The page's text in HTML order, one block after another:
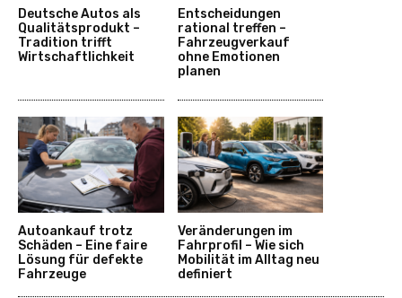
Deutsche Autos als
Qualitätsprodukt –
Tradition trifft
Wirtschaftlichkeit
Entscheidungen
rational treffen –
Fahrzeugverkauf
ohne Emotionen
planen
Autoankauf trotz
Schäden – Eine faire
Lösung für defekte
Fahrzeuge
Veränderungen im
Fahrprofil – Wie sich
Mobilität im Alltag neu
definiert